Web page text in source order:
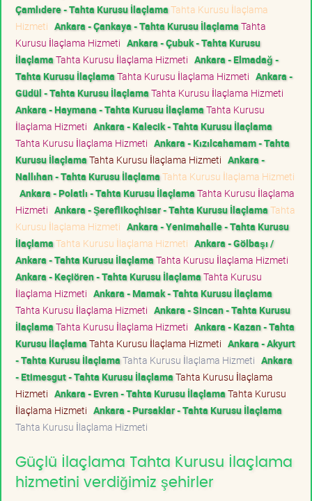
Çamlıdere - Tahta Kurusu İlaçlamaTahta Kurusu İlaçlama
Hizmeti Ankara - Çankaya - Tahta Kurusu İlaçlamaTahta
Kurusu İlaçlama Hizmeti Ankara - Çubuk - Tahta Kurusu
İlaçlamaTahta Kurusu İlaçlama Hizmeti Ankara - Elmadağ -
Tahta Kurusu İlaçlamaTahta Kurusu İlaçlama Hizmeti Ankara -
Güdül - Tahta Kurusu İlaçlamaTahta Kurusu İlaçlama Hizmeti
Ankara - Haymana - Tahta Kurusu İlaçlamaTahta Kurusu
İlaçlama Hizmeti Ankara - Kalecik - Tahta Kurusu İlaçlama
Tahta Kurusu İlaçlama Hizmeti Ankara - Kızılcahamam - Tahta
Kurusu İlaçlamaTahta Kurusu İlaçlama Hizmeti Ankara -
Nallıhan - Tahta Kurusu İlaçlamaTahta Kurusu İlaçlama Hizmeti
Ankara - Polatlı - Tahta Kurusu İlaçlamaTahta Kurusu İlaçlama
Hizmeti Ankara - Şereflikoçhisar - Tahta Kurusu İlaçlamaTahta
Kurusu İlaçlama Hizmeti Ankara - Yenimahalle - Tahta Kurusu
İlaçlamaTahta Kurusu İlaçlama Hizmeti Ankara - Gölbaşı /
Ankara - Tahta Kurusu İlaçlamaTahta Kurusu İlaçlama Hizmeti
Ankara - Keçiören - Tahta Kurusu İlaçlamaTahta Kurusu
İlaçlama Hizmeti Ankara - Mamak - Tahta Kurusu İlaçlama
Tahta Kurusu İlaçlama Hizmeti Ankara - Sincan - Tahta Kurusu
İlaçlamaTahta Kurusu İlaçlama Hizmeti Ankara - Kazan - Tahta
Kurusu İlaçlamaTahta Kurusu İlaçlama Hizmeti Ankara - Akyurt
- Tahta Kurusu İlaçlamaTahta Kurusu İlaçlama Hizmeti Ankara
- Etimesgut - Tahta Kurusu İlaçlamaTahta Kurusu İlaçlama
Hizmeti Ankara - Evren - Tahta Kurusu İlaçlamaTahta Kurusu
İlaçlama Hizmeti Ankara - Pursaklar - Tahta Kurusu İlaçlama
Tahta Kurusu İlaçlama Hizmeti
Güçlü İlaçlama Tahta Kurusu İlaçlama
hizmetini verdiğimiz şehirler